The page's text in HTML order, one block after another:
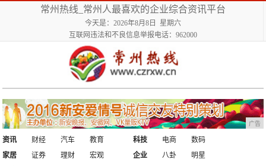
常州热线_常州人最喜欢的企业综合资讯平台
今天是：2026年8月8日 星期六
互联网违法和不良信息举报电话：962000
广告
资讯 财经 汽车
教育
家居
证券 理财 宏观
科技 电商
数码
企业
八卦
明星